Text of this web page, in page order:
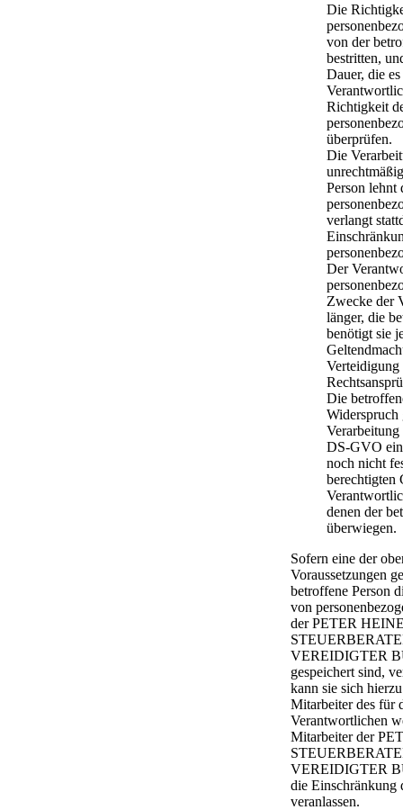
Die
von der
bestritten,
Dauer, die
Richtigkeit
überprüfen.
Die
Person lehnt
verlangt
Der
Zwecke der
länger, die
benötigt sie
Verteidigung
Die
Widerspruch
DS-GVO
noch nicht
berechtigten
denen der
überwiegen.
Sofern eine der
Voraussetzungen
betroffene Person
von
der PETER
VEREIDIGTER
gespeichert sind,
kann sie sich
Mitarbeiter des für
Verantwortlichen
Mitarbeiter der
VEREIDIGTER
die Einschränkung
veranlassen.